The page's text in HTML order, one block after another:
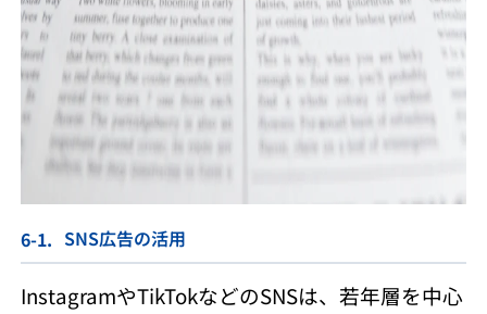
SNS広告の活用
InstagramやTikTokなどのSNSは、若年層を中心